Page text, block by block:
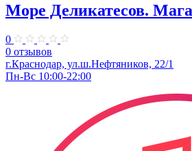
Море Деликатесов.
0
0 отзывов
г.Краснодар, ул.ш.Нефтяников, 22/1
Пн-Вс 10:00-22:00